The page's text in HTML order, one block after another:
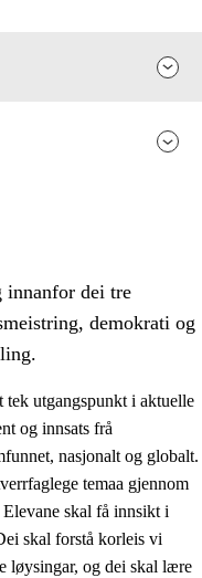
danning
dei tre
demokrati og
utgangspunkt i aktuelle
og innsats frå
nasjonalt og globalt.
temaa gjennom
skal få innsikt i
skal forstå korleis vi
løysingar, og dei skal lære